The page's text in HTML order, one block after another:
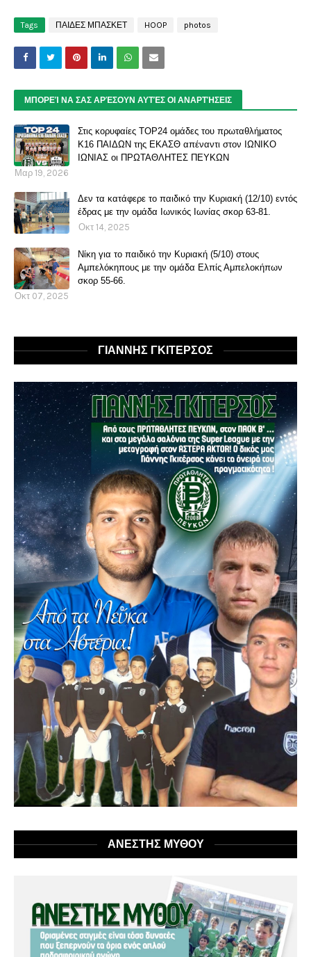
Tags ΠΑΙΔΕΣ ΜΠΑΣΚΕΤ HOOP photos
ΜΠΟΡΕΊ ΝΑ ΣΑΣ ΑΡΈΣΟΥΝ ΑΥΤΈΣ ΟΙ ΑΝΑΡΤΉΣΕΙΣ
Στις κορυφαίες TOP24 ομάδες του πρωταθλήματος
Κ16 ΠΑΙΔΩΝ της ΕΚΑΣΘ απέναντι στον ΙΩΝΙΚΟ
ΙΩΝΙΑΣ οι ΠΡΩΤΑΘΛΗΤΕΣ ΠΕΥΚΩΝ
Μαρ 19, 2026
Δεν τα κατάφερε το παιδικό την Κυριακή (12/10) εντός
έδρας με την ομάδα Ιωνικός Ιωνίας σκορ 63-81.
Οκτ 14, 2025
Νίκη για το παιδικό την Κυριακή (5/10) στους
Αμπελόκηπους με την ομάδα Ελπίς Αμπελοκήπων
σκορ 55-66.
Οκτ 07, 2025
ΓΙΑΝΝΗΣ ΓΚΙΤΕΡΣΟΣ
ΑΝΕΣΤΗΣ ΜΥΘΟΥ